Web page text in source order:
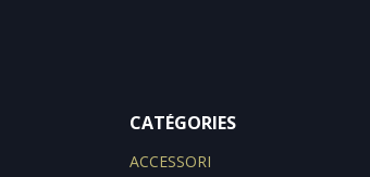
CATÉGORIES
ACCESSORI